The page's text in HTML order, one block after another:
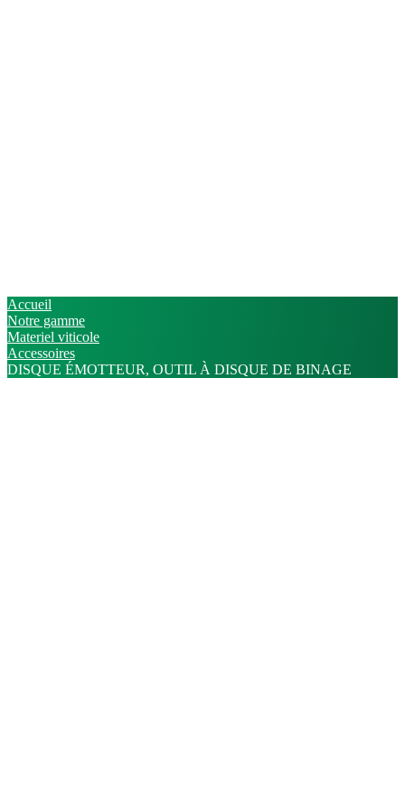
Accueil
Notre gamme
Materiel viticole
Accessoires
DISQUE ÉMOTTEUR, OUTIL À DISQUE DE BINAGE